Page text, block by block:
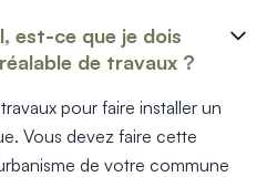
rambardes > Garde-corps à
rambardes > Garde-corps vitrés
rambardes > Clôtures
rambardes > Aides à la montée
rambardes > Séparatifs de
est-ce que je dois
de travaux ?
pour faire installer un
Vous devez faire cette
de votre commune